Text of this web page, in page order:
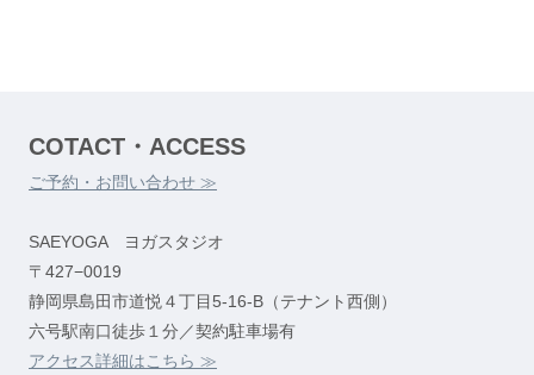
COTACT・ACCESS
ご予約・お問い合わせ ≫
SAEYOGA ヨガスタジオ
〒427−0019
静岡県島田市道悦４丁目5-16-B（テナント西側）
六号駅南口徒歩１分／契約駐車場有
アクセス詳細はこちら ≫